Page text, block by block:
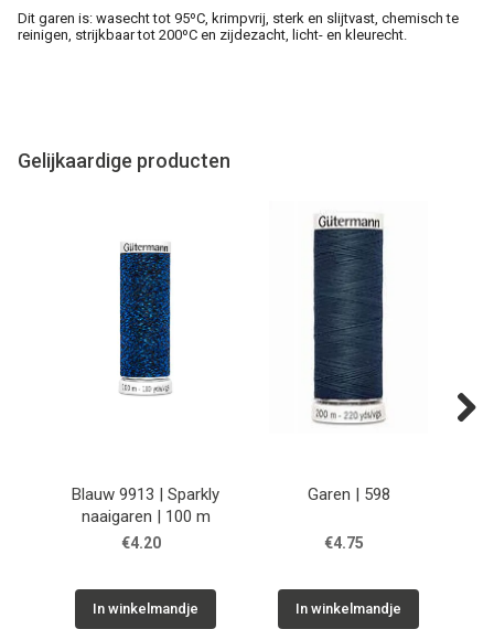
Dit garen is: wasecht tot 95ºC, krimpvrij, sterk en slijtvast, chemisch te
reinigen, strijkbaar tot 200ºC en zijdezacht, licht- en kleurecht.
Gelijkaardige producten
Blauw 9913 | Sparkly
naaigaren | 100 m
€4.20
In winkelmandje
Garen | 598
€4.75
In winkelmandje